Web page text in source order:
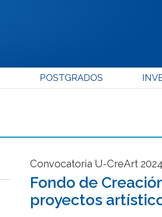
POSTGRADOS
Convocatoria U-CreArt
Fondo de
proyectos